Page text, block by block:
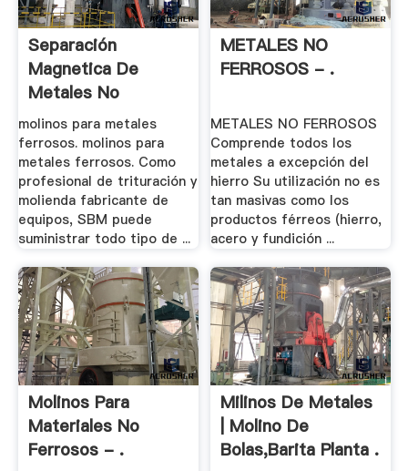
Separación
Magnetica De
Metales No
Ferrosos- .
molinos para metales
ferrosos. molinos para
metales ferrosos. Como
profesional de trituración y
molienda fabricante de
equipos, SBM puede
suministrar todo tipo de ...
METALES NO
FERROSOS - .
METALES NO FERROSOS
Comprende todos los
metales a excepción del
hierro Su utilización no es
tan masivas como los
productos férreos (hierro,
acero y fundición ...
Molinos Para
Materiales No
Ferrosos - .
Milinos De Metales
| Molino De
Bolas,Barita Planta .